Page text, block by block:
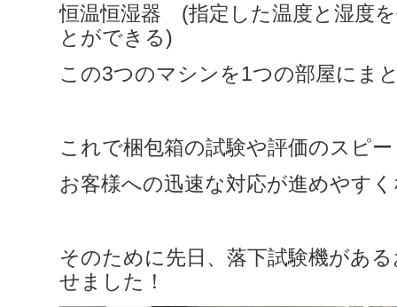
恒温恒湿器 (指定した温度と湿度
とができる)
この3つのマシンを1つの部屋にま
これで梱包箱の試験や評価のスピ
お客様への迅速な対応が進めやす
そのために先日、落下試験機があ
せました！